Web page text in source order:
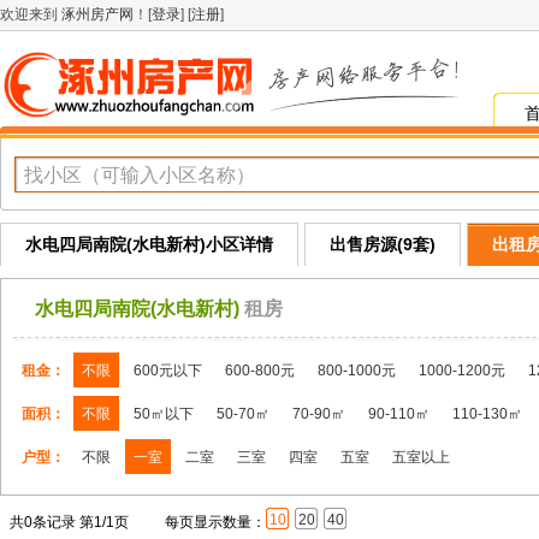
欢迎来到 涿州房产网 ！[登录] [注册]
水电四局南院(水电新村)小区详情 出售房源(9套) 出租
水电四局南院(水电新村) 租房
租金： 不限 600元以下 600-800元 800-1000元 1000-1200元
面积： 不限 50㎡以下 50-70㎡ 70-90㎡ 90-110㎡ 110-130㎡
户型： 不限 一室 二室 三室 四室 五室 五室以上
共0条记录 第1/1页 每页显示数量： 10 20 40